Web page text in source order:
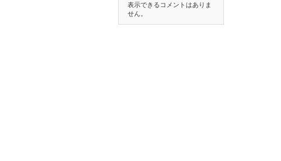
表示できるコメントはありま
せん。